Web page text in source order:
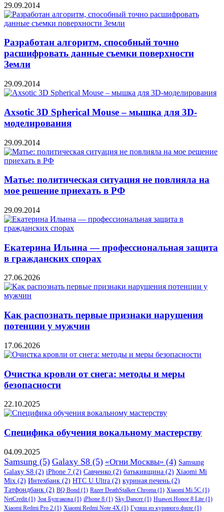
29.09.2014
Разработан алгоритм, способный точно
расшифровать данные съемки поверхности
Земли
29.09.2014
Axsotic 3D Spherical Mouse – мышка для 3D-
моделирования
29.09.2014
Матье: политическая ситуация не повлияла на
мое решение приехать в РФ
29.09.2014
Екатерина Ильина — профессиональная защита
в гражданских спорах
27.06.2026
Как распознать первые признаки нарушения
потенции у мужчин
17.06.2026
Очистка кровли от снега: методы и меры
безопасности
22.10.2025
Специфика обучения вокальному мастерству
04.09.2025
Samsung (5) Galaxy S8 (5) «Огни Москвы» (4) Samsung
Galaxy S8 (2) iPhone 7 (2) Савченко (2) батькивщина (2) Xiaomi Mi
Mix (2) Интехбанк (2) HTC U Ultra (2) куриная печень (2)
Татфондбанк (2) BQ Bond (1) Razer DeathStalker Chroma (1) Xiaomi Mi 5C (1)
NetCredit (1) Зоя Булгакова (1) iPhone 8 (1) Sky Dancer (1) Huawei Honor 8 Lite (1)
Xiaomi Redmi Pro 2 (1) Xiaomi Redmi Note 4X (1) Гуляш из куриного филе (1)